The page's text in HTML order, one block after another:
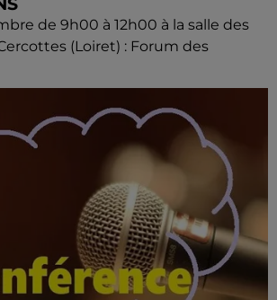
de 9h00 à 12h00 à la salle des
(Loiret) : Forum des